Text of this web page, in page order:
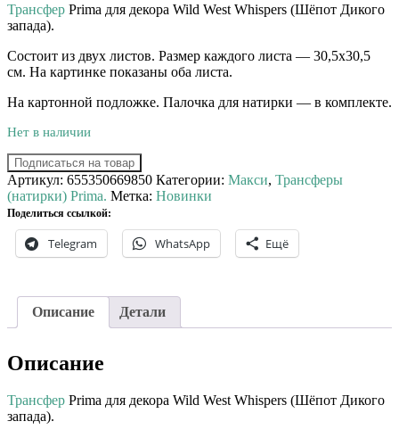
Трансфер Prima для декора Wild West Whispers (Шёпот Дикого
запада).
Состоит из двух листов. Размер каждого листа — 30,5х30,5
см. На картинке показаны оба листа.
На картонной подложке. Палочка для натирки — в комплекте.
Нет в наличии
Подписаться на товар
Артикул: 655350669850 Категории: Макси, Трансферы
(натирки) Prima. Метка: Новинки
Поделиться ссылкой:
Telegram WhatsApp Ещё
Описание Детали
Описание
Трансфер Prima для декора Wild West Whispers (Шёпот Дикого
запада).